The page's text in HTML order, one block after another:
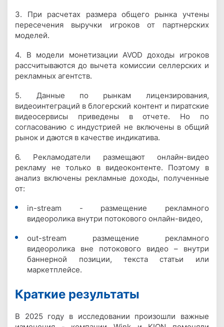
3. При расчетах размера общего рынка учтены
пересечения выручки игроков от партнерских
моделей.
4. В модели монетизации AVOD доходы игроков
рассчитываются до вычета комиссии селлерских и
рекламных агентств.
5. Данные по рынкам лицензирования,
видеоинтеграций в блогерский контент и пиратские
видеосервисы приведены в отчете. Но по
согласованию с индустрией не включены в общий
рынок и даются в качестве индикатива.
6. Рекламодатели размещают онлайн-видео
рекламу не только в видеоконтенте. Поэтому в
анализ включены рекламные доходы, полученные
от:
in-stream - размещение рекламного
видеоролика внутри потокового онлайн-видео,
out-stream размещение рекламного
видеоролика вне потокового видео – внутри
баннерной позиции, текста статьи или
маркетплейсе.
Краткие результаты
В 2025 году в исследовании произошли важные